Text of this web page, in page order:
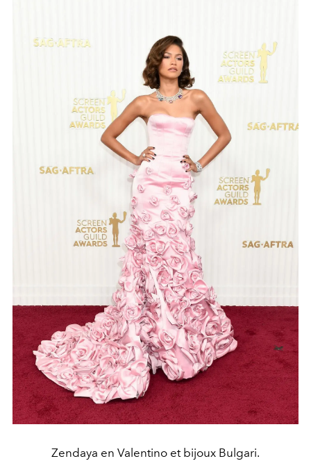
Zendaya en Valentino et bijoux Bulgari.